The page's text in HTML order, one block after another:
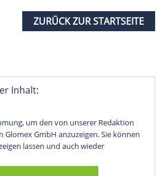
ZURÜCK ZUR STARTSEITE
Inhalt:
um den von unserer Redaktion
GmbH anzuzeigen. Sie können
lassen und auch wieder